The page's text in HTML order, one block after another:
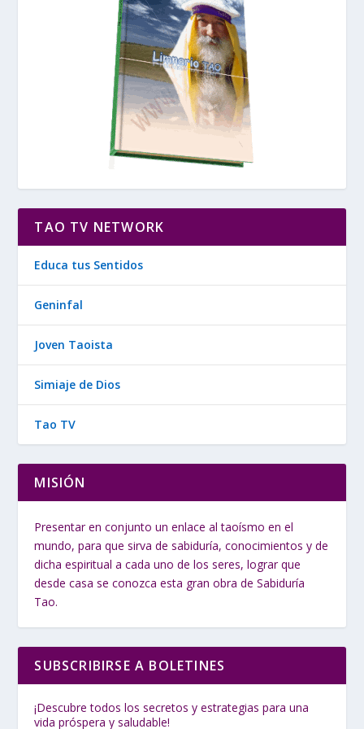
TAO TV NETWORK
Educa tus Sentidos
Geninfal
Joven Taoista
Simiaje de Dios
Tao TV
MISIÓN
Presentar en conjunto un enlace al taoísmo en el
mundo, para que sirva de sabiduría, conocimientos y de
dicha espiritual a cada uno de los seres, lograr que
desde casa se conozca esta gran obra de Sabiduría
Tao.
SUBSCRIBIRSE A BOLETINES
¡Descubre todos los secretos y estrategias para una
vida próspera y saludable!